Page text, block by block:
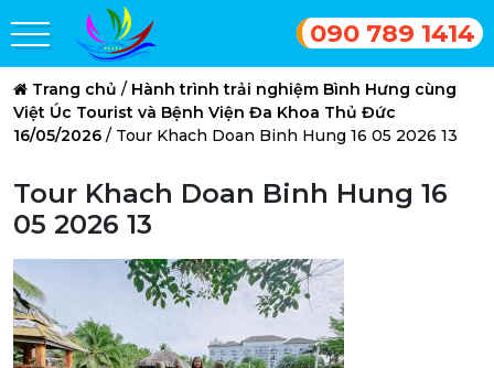
090 789 1414
Trang chủ / Hành trình trải nghiệm Bình Hưng cùng
Việt Úc Tourist và Bệnh Viện Đa Khoa Thủ Đức
16/05/2026 / Tour Khach Doan Binh Hung 16 05 2026 13
Tour Khach Doan Binh Hung 16
05 2026 13